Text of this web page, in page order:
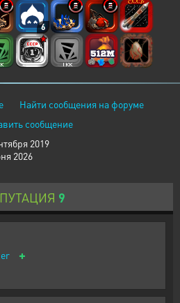
6
Найти сообщения на форуме
сообщение
2019
2026
9
+